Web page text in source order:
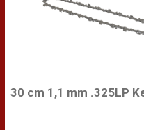
30 cm 1,1 mm .325LP